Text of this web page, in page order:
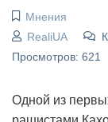
Мнения
RealiUA
Просмотров: 621
Одной из